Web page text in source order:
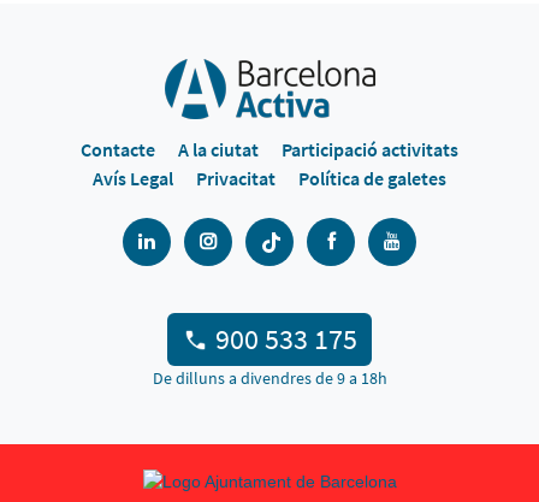
Contacte A la ciutat
Participació activitats
Avís Legal
Privacitat Política de galetes
900 533 175
De dilluns a divendres de 9 a 18h